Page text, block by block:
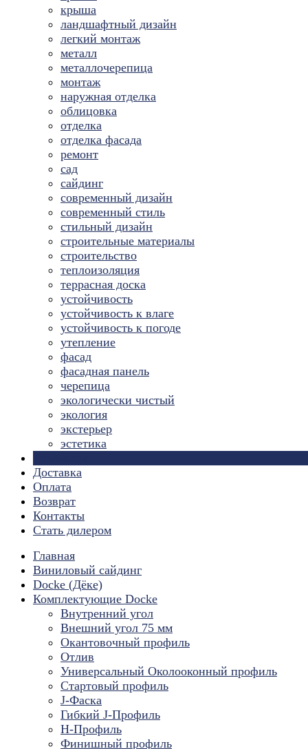
крыша
ландшафтный дизайн
легкий монтаж
металл
металлочерепица
монтаж
наружная отделка
облицовка
отделка
отделка фасада
ремонт
сад
сайдинг
современный дизайн
современный стиль
стильный дизайн
строительные материалы
строительство
теплоизоляция
террасная доска
устойчивость
устойчивость к влаге
устойчивость к погоде
утепление
фасад
фасадная панель
черепица
экологически чистый
экология
экстерьер
эстетика
Доставка
Оплата
Возврат
Контакты
Стать дилером
Главная
Виниловый сайдинг
Docke (Дёке)
Комплектующие Docke
Внутренний угол
Внешний угол 75 мм
Окантовочный профиль
Отлив
Универсальный Околооконный профиль
Стартовый профиль
J-Фаска
Гибкий J-Профиль
H-Профиль
Финишный профиль